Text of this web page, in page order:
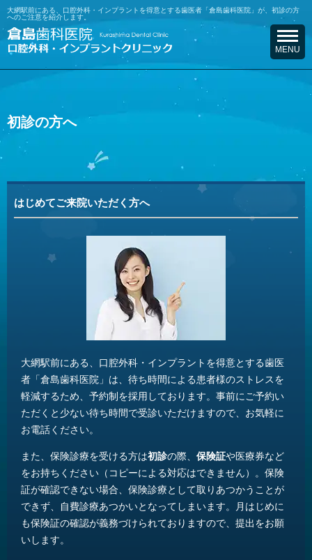
大網駅前にある、口腔外科・インプラントを得意とする歯医者「倉島歯科医院」が、初診の方
へのご注意を紹介します。
初診の方へ
はじめてご来院いただく方へ
大網駅前にある、口腔外科・インプラントを得意とする歯医
者「倉島歯科医院」は、待ち時間による患者様のストレスを
軽減するため、予約制を採用しております。事前にご予約い
ただくと少ない待ち時間で受診いただけますので、お気軽に
お電話ください。
また、保険診療を受ける方は初診の際、 保険証や医療券など
をお持ちください（コピーによる対応はできません）。保険
証が確認できない場合、保険診療として取りあつかうことが
できず、自費診療あつかいとなってしまいます。月はじめに
も保険証の確認が義務づけられておりますので、提出をお願
いします。